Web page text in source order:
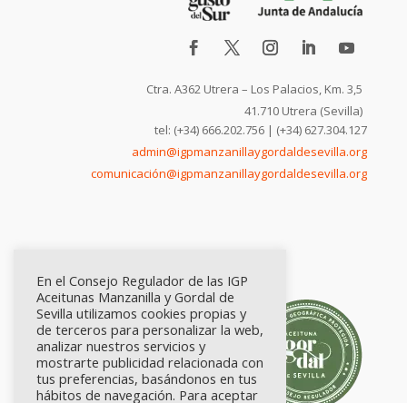
Ctra. A362 Utrera – Los Palacios, Km. 3,5
41.710 Utrera (Sevilla)
tel: (+34) 666.202.756 | (+34) 627.304.127
admin@igpmanzanillaygordaldesevilla.org
comunicación@igpmanzanillaygordaldesevilla.org
En el Consejo Regulador de las IGP
Aceitunas Manzanilla y Gordal de
Sevilla utilizamos cookies propias y
de terceros para personalizar la web,
analizar nuestros servicios y
mostrarte publicidad relacionada con
tus preferencias, basándonos en tus
hábitos de navegación. Para aceptar